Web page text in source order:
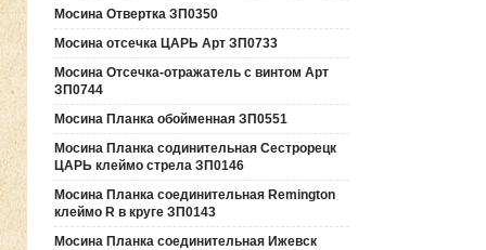
Мосина Отвертка ЗП0350
Мосина отсечка ЦАРЬ Арт ЗП0733
Мосина Отсечка-отражатель с винтом Арт
ЗП0744
Мосина Планка обойменная ЗП0551
Мосина Планка содинительная Сестрорецк
ЦАРЬ клеймо стрела ЗП0146
Мосина Планка соединительная Remington
клеймо R в круге ЗП0143
Мосина Планка соединительная Ижевск